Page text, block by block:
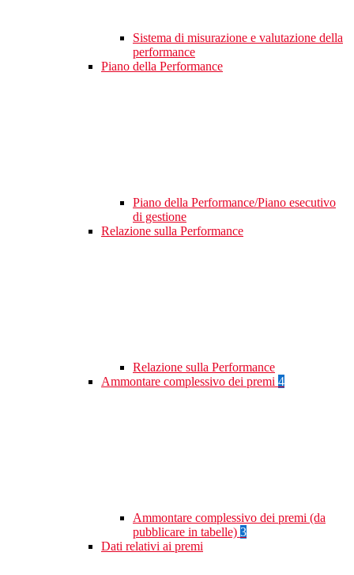
Sistema di misurazione e valutazione della
performance
Piano della Performance
Piano della Performance/Piano esecutivo
di gestione
Relazione sulla Performance
Relazione sulla Performance
Ammontare complessivo dei premi 4
Ammontare complessivo dei premi (da
pubblicare in tabelle) 3
Dati relativi ai premi